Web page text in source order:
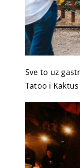
Sve to uz
Tatoo i